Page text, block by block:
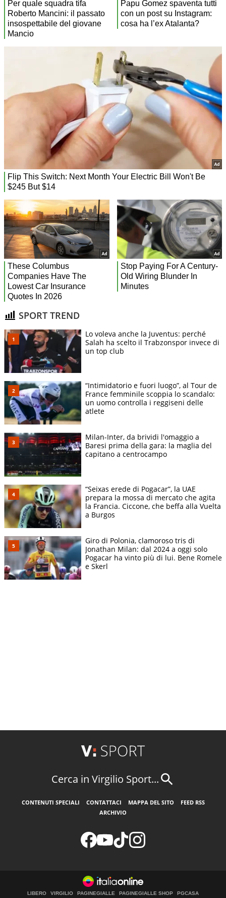
SPORT TREND
Lo voleva anche la Juventus: perché
Salah ha scelto il Trabzonspor invece di
un top club
“Intimidatorio e fuori luogo”, al Tour de
France femminile scoppia lo scandalo:
un uomo controlla i reggiseni delle
atlete
Milan-Inter, da brividi l'omaggio a
Baresi prima della gara: la maglia del
capitano a centrocampo
“Seixas erede di Pogacar”, la UAE
prepara la mossa di mercato che agita
la Francia. Ciccone, che beffa alla Vuelta
a Burgos
Giro di Polonia, clamoroso tris di
Jonathan Milan: dal 2024 a oggi solo
Pogacar ha vinto più di lui. Bene Romele
e Skerl
Cerca in Virgilio Sport...
CONTENUTI SPECIALI CONTATTACI MAPPA DEL SITO
FEED RSS
ARCHIVIO
LIBERO VIRGILIO PAGINEGIALLE PAGINEGIALLE SHOP PGCASA